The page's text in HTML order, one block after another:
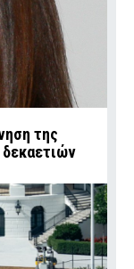
της
δεκαετιών